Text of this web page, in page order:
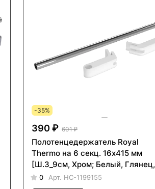
-35%
390 ₽ 601 ₽
Полотенцедержатель Royal
Thermo на 6 секц. 16х415 мм
[Ш.3_9см, Хром; Белый, Глянец,
НС-1199155]
0 Арт. НС-1199155